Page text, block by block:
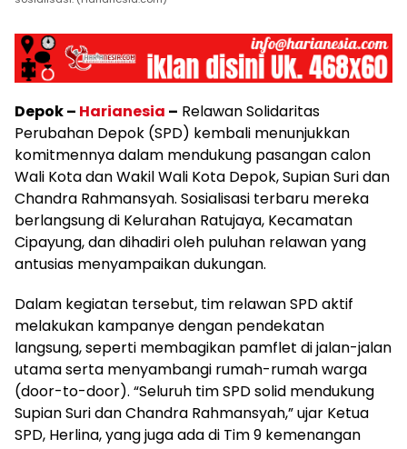
Depok – Harianesia – Relawan Solidaritas
Perubahan Depok (SPD) kembali menunjukkan
komitmennya dalam mendukung pasangan calon
Wali Kota dan Wakil Wali Kota Depok, Supian Suri dan
Chandra Rahmansyah. Sosialisasi terbaru mereka
berlangsung di Kelurahan Ratujaya, Kecamatan
Cipayung, dan dihadiri oleh puluhan relawan yang
antusias menyampaikan dukungan.
Dalam kegiatan tersebut, tim relawan SPD aktif
melakukan kampanye dengan pendekatan
langsung, seperti membagikan pamflet di jalan-jalan
utama serta menyambangi rumah-rumah warga
(door-to-door). “Seluruh tim SPD solid mendukung
Supian Suri dan Chandra Rahmansyah,” ujar Ketua
SPD, Herlina, yang juga ada di Tim 9 kemenangan